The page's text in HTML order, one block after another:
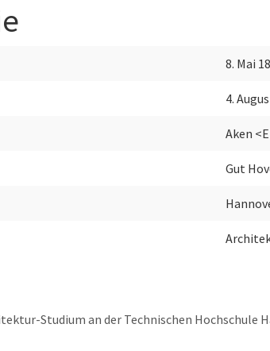
8. Mai
4.
Aken
Gut
Studium an der Technischen